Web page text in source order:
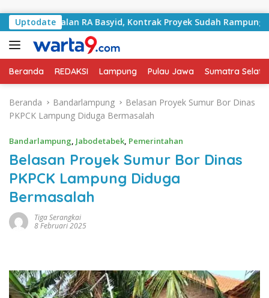
Uptodate
RA Basyid, Kontrak Proyek Sudah Rampung
Beranda REDAKSI Lampung Pulau Jawa Sumatra
Beranda Bandarlampung
Belasan Proyek Sumur Bor Dinas
PKPCK Lampung Diduga Bermasalah
Bandarlampung, Jabodetabek, Pemerintahan
Belasan Proyek Sumur Bor Dinas
PKPCK Lampung Diduga
Bermasalah
Tiga Serangkai
8 Februari 2025